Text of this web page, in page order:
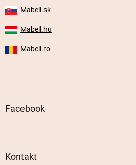
Mabell.sk
Mabell.hu
Mabell.ro
Facebook
Kontakt